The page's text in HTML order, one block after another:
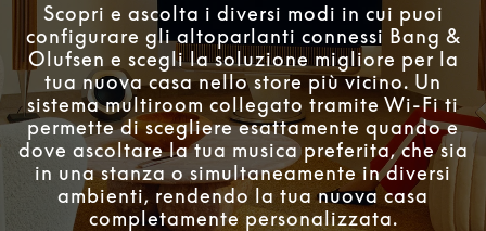
Scopri e ascolta i diversi modi in cui puoi
configurare gli altoparlanti connessi Bang &
Olufsen e scegli la soluzione migliore per la
tua nuova casa nello store più vicino. Un
sistema multiroom collegato tramite Wi-Fi ti
permette di scegliere esattamente quando e
dove ascoltare la tua musica preferita, che sia
in una stanza o simultaneamente in diversi
ambienti, rendendo la tua nuova casa
completamente personalizzata.